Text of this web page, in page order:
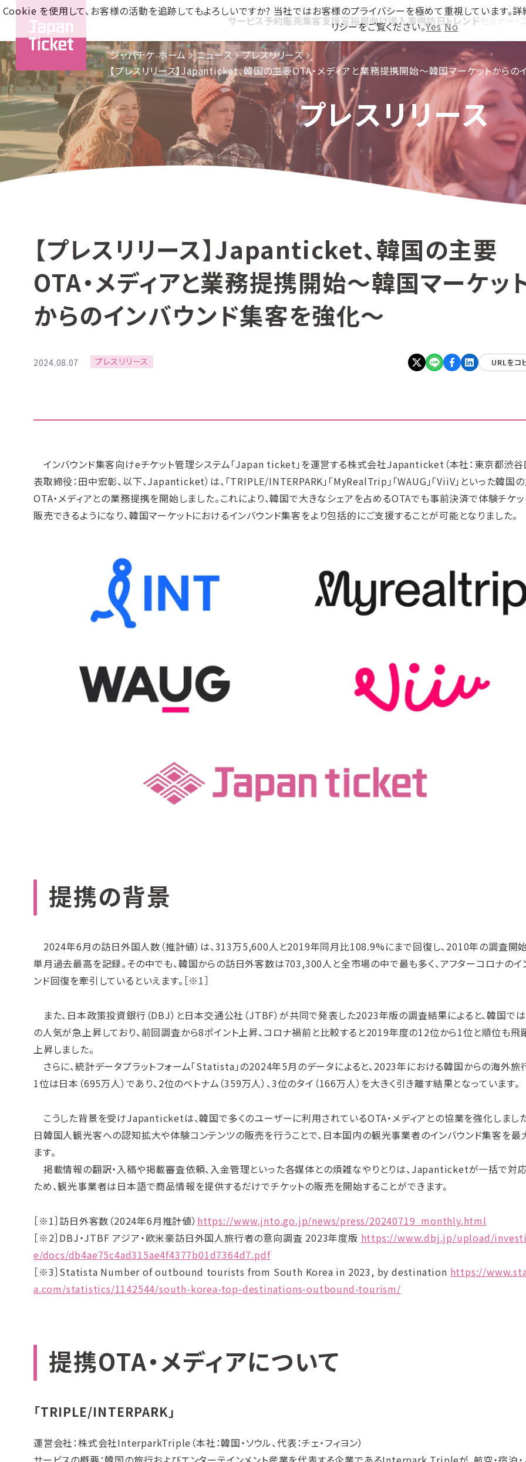
サービス予約販売集客支援富裕層向け導入事例訪日トレンド セミナー
プレスリリース
ジャパチケ ホーム ニュース
プレスリリース
【プレスリリース】Japanticket、韓国の主要OTA・メディアと業務提携開始〜韓国マーケットからの
【プレスリリース】Japanticket、韓国の主要
OTA・メディアと業務提携開始〜韓国マーケッ
からのインバウンド集客を強化〜
2024.08.07 プレスリリース URLをコ
インバウンド集客向けeチケット管理システム「Japan ticket」を運営する株式会社Japanticket（本社：東京都渋谷
表取締役：田中宏彰、以下、Japanticket）は、「TRIPLE/INTERPARK」「MyRealTrip」「WAUG」「ViiV」といった韓国
OTA・メディアとの業務提携を開始しました。これにより、韓国で大きなシェアを占めるOTAでも事前決済で体験チケ
販売できるようになり、韓国マーケットにおけるインバウンド集客をより包括的にご支援することが可能となりました。
提携の背景
2024年6月の訪日外国人数（推計値）は、313万5,600人と2019年同月比108.9%にまで回復し、2010年の調査開
単月過去最高を記録。その中でも、韓国からの訪日外客数は703,300人と全市場の中で最も多く、アフターコロナのイ
ンド回復を牽引しているといえます。［※1］
また、日本政策投資銀行（DBJ）と日本交通公社（JTBF）が共同で発表した2023年版の調査結果によると、韓国で
の人気が急上昇しており、前回調査から8ポイント上昇、コロナ禍前と比較すると2019年度の12位から1位と順位も飛
上昇しました。
さらに、統計データプラットフォーム「Statista」の2024年5月のデータによると、2023年における韓国からの海外旅
1位は日本（695万人）であり、2位のベトナム（359万人）、3位のタイ（166万人）を大きく引き離す結果となっています。
こうした背景を受けJapanticketは、韓国で多くのユーザーに利用されているOTA・メディアとの協業を強化しまし
日韓国人観光客への認知拡大や体験コンテンツの販売を行うことで、日本国内の観光事業者のインバウンド集客を最
ます。
掲載情報の翻訳・入稿や掲載審査依頼、入金管理といった各媒体との煩雑なやりとりは、Japanticketが一括で対
ため、観光事業者は日本語で商品情報を提供するだけでチケットの販売を開始することができます。
［※1］訪日外客数（2024年6月推計値） https://www.jnto.go.jp/news/press/20240719_monthly.html
［※2］DBJ・JTBF アジア・欧米豪訪日外国人旅行者の意向調査 2023年度版 https://www.dbj.jp/upload/
e/docs/db4ae75c4ad315ae4f4377b01d7364d7.pdf
［※3］Statista Number of outbound tourists from South Korea in 2023, by destination https://
a.com/statistics/1142544/south-korea-top-destinations-outbound-tourism/
提携OTA・メディアについて
「TRIPLE/INTERPARK」
運営会社：株式会社InterparkTriple（本社：韓国・ソウル、代表：チェ・フィヨン）
Cookie を使用して、お客様の活動を追跡してもよろしいですか? 当社ではお客様のプライバシーを極めて重視しています。
リシーをご覧ください。Yes No